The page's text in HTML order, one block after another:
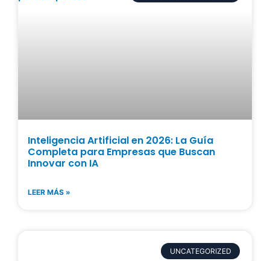
Inteligencia Artificial en 2026: La Guía
Completa para Empresas que Buscan
Innovar con IA
LEER MÁS »
UNCATEGORIZED